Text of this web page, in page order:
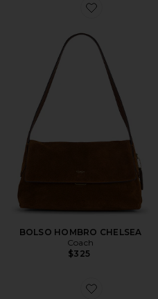
Favorite BOLSO
BOLSO HOMBRO CHELSEA
Coach
$325
Favorite BOLSO